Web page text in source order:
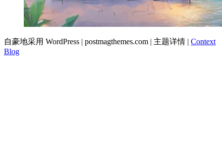
自豪地采用 WordPress | postmagthemes.com | 主题详情 | Context
Blog